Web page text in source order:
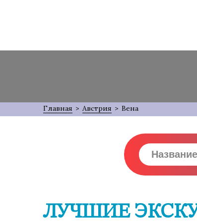
Главная > Австрия > Вена
ЛУЧШИЕ